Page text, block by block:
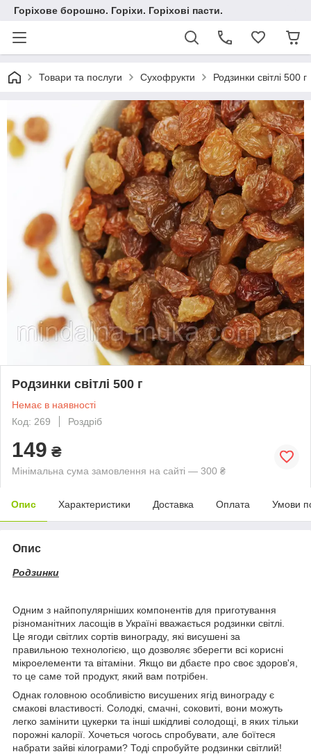
Горіхове борошно. Горіхи. Горіхові пасти.
Товари та послуги Сухофрукти Родзинки світлі 500 г
Родзинки світлі 500 г
Немає в наявності
Код: 269
Роздріб
149 ₴
Мінімальна сума замовлення на сайті — 300 ₴
Опис Характеристики Доставка Оплата Умови
Опис
Родзинки
Одним з найпопулярніших компонентів для приготування
різноманітних ласощів в Україні вважається родзинки світлі.
Це ягоди світлих сортів винограду, які висушені за
правильною технологією, що дозволяє зберегти всі корисні
мікроелементи та вітаміни. Якщо ви дбаєте про своє здоров'я,
то це саме той продукт, який вам потрібен.
Однак головною особливістю висушених ягід винограду є
смакові властивості. Солодкі, смачні, соковиті, вони можуть
легко замінити цукерки та інші шкідливі солодощі, в яких тільки
порожні калорії. Хочеться чогось спробувати, але боїтеся
набрати зайві кілограми? Тоді спробуйте родзинки світлий!